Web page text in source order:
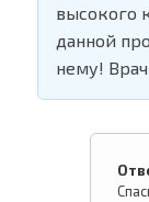
высокого
данной
нему!